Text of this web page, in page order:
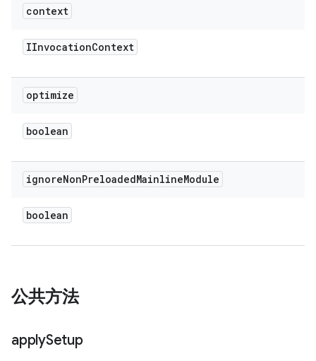
context
IInvocationContext
optimize
boolean
ignoreNonPreloadedMainlineModule
boolean
公共方法
applySetup